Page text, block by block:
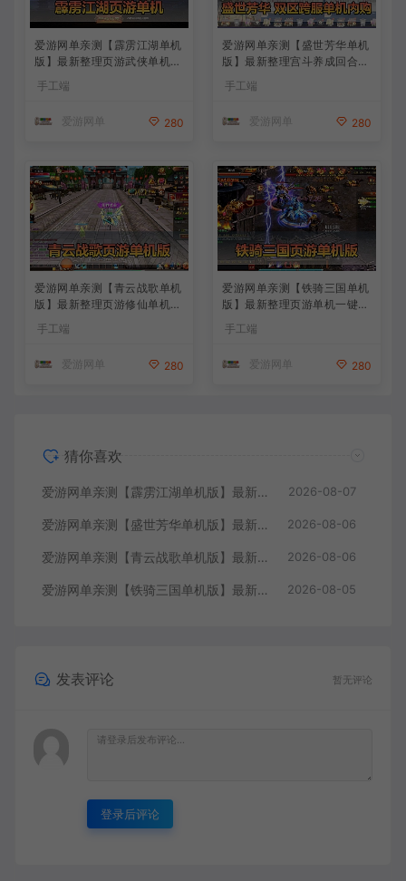
爱游网单亲测【霹雳江湖单机
版】最新整理页游武侠单机一
户端 GM后台 通用视频教学
手工端
爱游网单 280
爱游网单亲测【盛世芳华单机
版】最新整理宫斗养成回合抽
一键端视频教学+linux手工外
手工端
爱游网单 280
爱游网单亲测【青云战歌单机
版】最新整理页游修仙单机一
键端Win系单机服务端PC客
户端 GM后台 通用视频教学
手工端
爱游网单 280
爱游网单亲测【铁骑三国单机
版】最新整理页游单机一键端
Win系单机服务端PC客户端
GM后台 通用视频教学+手工
手工端
爱游网单 280
猜你喜欢
爱游网单亲测【霹雳江湖单机版】最新整理页游武侠单机一键端Win系单机服务端PC客户端 GM后台 通用视频教学+手工端文本教学 2026-08-07
爱游网单亲测【盛世芳华单机版】最新整理宫斗养成回合抽卡多区跨服代金券内购虚拟机一键端视频教学+linux手工外网端文本教学 2026-08-06
爱游网单亲测【青云战歌单机版】最新整理页游修仙单机一键端Win系单机服务端PC客户端 GM后台 通用视频教学+手工端文本教学 2026-08-06
爱游网单亲测【铁骑三国单机版】最新整理页游单机一键端Win系单机服务端PC客户端 GM后台 通用视频教学+手工端文本教学 2026-08-05
发表评论 暂无评论
登录后评论